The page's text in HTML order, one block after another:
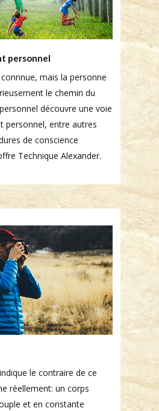
personnel
connnue, mais la personne
le chemin du
découvre une voie
personnel, entre autres
de conscience
Technique Alexander.
le contraire de ce
réellement: un corps
et en constante